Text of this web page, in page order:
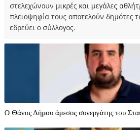
στελεχώνουν μικρές και μεγάλες
πλειοψηφία τους αποτελούν δημότες
εδρεύει ο σύλλογος.
O Θάνος Δήμου άμεσος συνεργάτης του